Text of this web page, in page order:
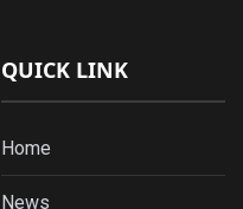
QUICK LINK
Home
News